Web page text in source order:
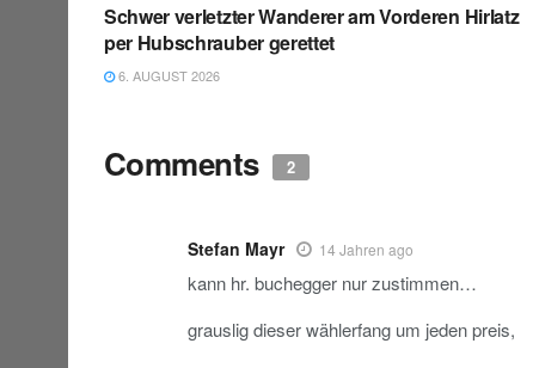
Schwer verletzter Wanderer am Vorderen Hirlatz
per Hubschrauber gerettet
6. AUGUST 2026
Comments 2
Stefan Mayr 14 Jahren ago
kann hr. buchegger nur zustimmen…
grauslig dieser wählerfang um jeden preis,